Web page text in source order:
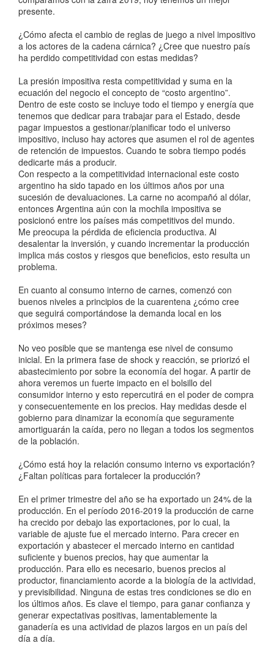
presente.
¿Cómo afecta el cambio de reglas de juego a nivel impositivo
a los actores de la cadena cárnica? ¿Cree que nuestro país
ha perdido competitividad con estas medidas?
La presión impositiva resta competitividad y suma en la
ecuación del negocio el concepto de “costo argentino”.
Dentro de este costo se incluye todo el tiempo y energía que
tenemos que dedicar para trabajar para el Estado, desde
pagar impuestos a gestionar/planificar todo el universo
impositivo, incluso hay actores que asumen el rol de agentes
de retención de impuestos. Cuando te sobra tiempo podés
dedicarte más a producir.
Con respecto a la competitividad internacional este costo
argentino ha sido tapado en los últimos años por una
sucesión de devaluaciones. La carne no acompañó al dólar,
entonces Argentina aún con la mochila impositiva se
posicionó entre los países más competitivos del mundo.
Me preocupa la pérdida de eficiencia productiva. Al
desalentar la inversión, y cuando incrementar la producción
implica más costos y riesgos que beneficios, esto resulta un
problema.
En cuanto al consumo interno de carnes, comenzó con
buenos niveles a principios de la cuarentena ¿cómo cree
que seguirá comportándose la demanda local en los
próximos meses?
No veo posible que se mantenga ese nivel de consumo
inicial. En la primera fase de shock y reacción, se priorizó el
abastecimiento por sobre la economía del hogar. A partir de
ahora veremos un fuerte impacto en el bolsillo del
consumidor interno y esto repercutirá en el poder de compra
y consecuentemente en los precios. Hay medidas desde el
gobierno para dinamizar la economía que seguramente
amortiguarán la caída, pero no llegan a todos los segmentos
de la población.
¿Cómo está hoy la relación consumo interno vs exportación?
¿Faltan políticas para fortalecer la producción?
En el primer trimestre del año se ha exportado un 24% de la
producción. En el período 2016-2019 la producción de carne
ha crecido por debajo las exportaciones, por lo cual, la
variable de ajuste fue el mercado interno. Para crecer en
exportación y abastecer el mercado interno en cantidad
suficiente y buenos precios, hay que aumentar la
producción. Para ello es necesario, buenos precios al
productor, financiamiento acorde a la biología de la actividad,
y previsibilidad. Ninguna de estas tres condiciones se dio en
los últimos años. Es clave el tiempo, para ganar confianza y
generar expectativas positivas, lamentablemente la
ganadería es una actividad de plazos largos en un país del
día a día.